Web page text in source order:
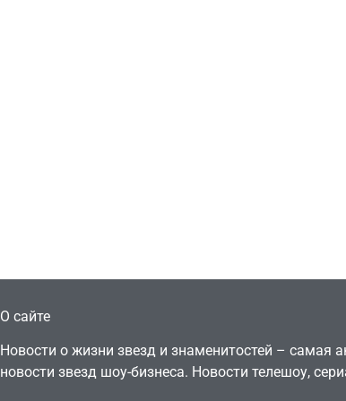
О сайте
Новости о жизни звезд и знаменитостей –
новости звезд шоу-бизнеса. Новости телешоу,